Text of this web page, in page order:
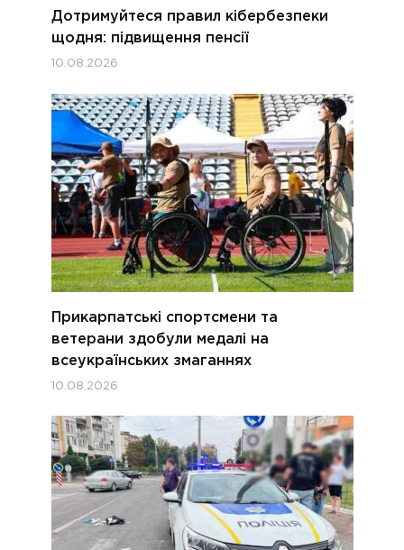
Дотримуйтеся правил кібербезпеки
щодня: підвищення пенсії
10.08.2026
Прикарпатські спортсмени та
ветерани здобули медалі на
всеукраїнських змаганнях
10.08.2026